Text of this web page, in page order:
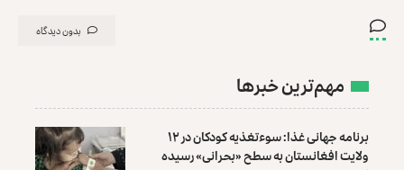
بدون دیدگاه
مهم‌ترین خبرها
برنامه جهانی غذا: سوءتغذیه کودکان در ۱۲
ولایت افغانستان به سطح «بحرانی» رسیده